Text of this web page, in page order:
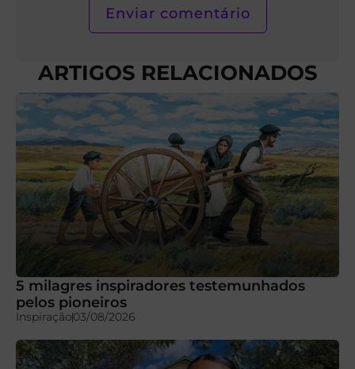
ARTIGOS RELACIONADOS
5 milagres inspiradores testemunhados
pelos pioneiros
Inspiração03/08/2026